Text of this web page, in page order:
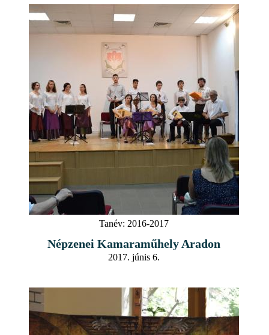
Tanév: 2016-2017
Népzenei Kamaraműhely Aradon
2017. júnis 6.